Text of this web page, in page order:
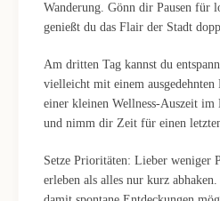
Wanderung. Gönn dir Pausen für
genießt du das Flair der Stadt
Am dritten Tag kannst du
vielleicht mit einem
einer kleinen Wellness-Auszeit
und nimm dir Zeit für einen
Setze Prioritäten: Lieber weniger
erleben als alles nur kurz